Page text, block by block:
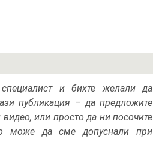
и бихте желали да
публикация – да предложите
или просто да ни посочите
може да сме допуснали при